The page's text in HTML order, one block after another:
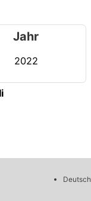
Jahr
2022
Deutsch